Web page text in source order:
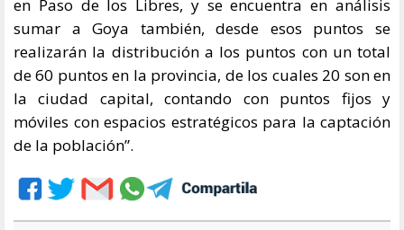
en Paso de los Libres, y se encuentra en análisis
sumar a Goya también, desde esos puntos se
realizarán la distribución a los puntos con un total
de 60 puntos en la provincia, de los cuales 20 son en
la ciudad capital, contando con puntos fijos y
móviles con espacios estratégicos para la captación
de la población”.